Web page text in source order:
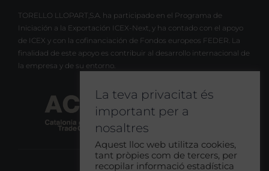
TORELLO LLOPART,S.A. ha participado en el Programa de
Iniciación a la Exportación ICEX-Next, y ha contado con el apoyo
de ICEX y con la cofinanciación de Fondos europeos FEDER. La
finalidad de este apoyo es contribuir al desarrollo internacional de
la empresa y de su entorno.
La teva privacitat és
important per a
nosaltres
Aquest lloc web utilitza cookies,
tant pròpies com de tercers, per
recopilar informació estadística